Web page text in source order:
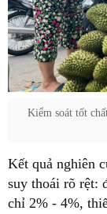
Kiểm soát tốt
Kết quả nghiên
suy thoái rõ rệt:
chỉ 2% - 4%,